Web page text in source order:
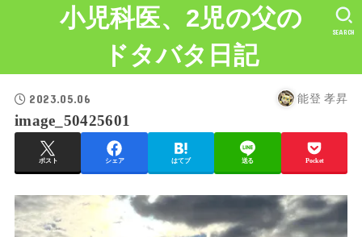
小児科医、2児の父の
ドタバタ日記
SEARCH
2023.05.06 能登 孝昇
image_50425601
ポスト シェア はてブ 送る Pocket